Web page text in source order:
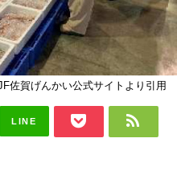
佐賀げんかい公式サイトより引用
LINE